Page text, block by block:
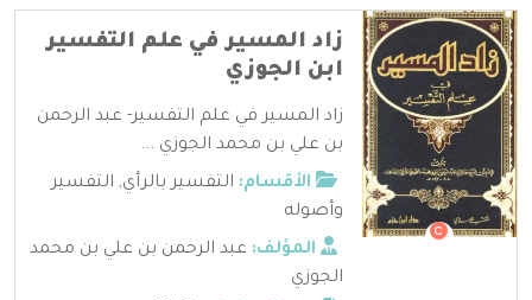
زاد المسير في علم التفسير
ابن الجوزي
زاد المسير في علم التفسير- عبد الرحمن
بن علي بن محمد الجوزي ...
الأقسام: التفسير بالرأي, التفسير
وأصوله
المؤلف: عبد الرحمن بن علي بن محمد
الجوزي